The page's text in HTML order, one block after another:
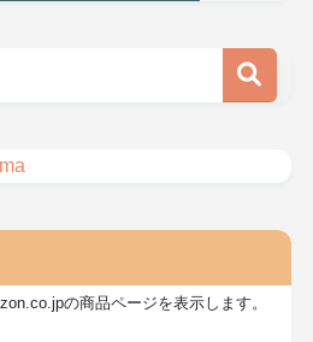
の商品ページを表示します。